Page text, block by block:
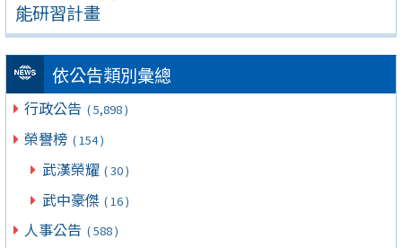
能研習計畫
依公告類別彙總
行政公告 ( 5,898 )
榮譽榜 ( 154 )
武漢榮耀 ( 30 )
武中豪傑 ( 16 )
人事公告 ( 588 )